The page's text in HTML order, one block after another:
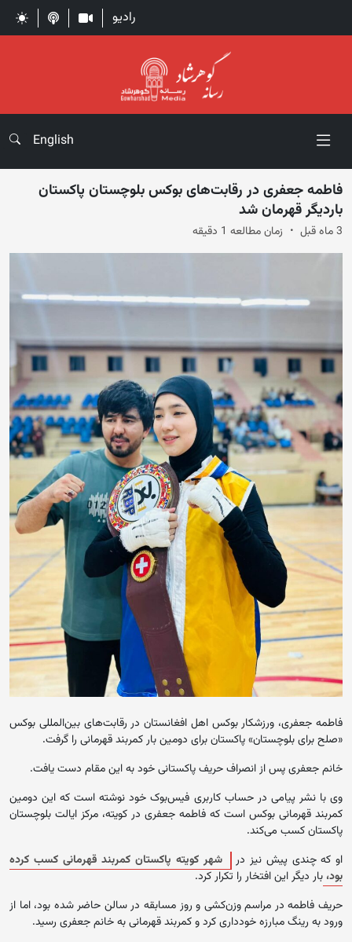
رادیو
English
فاطمه جعفری در رقابت‌های بوکس بلوچستان پاکستان
باردیگر قهرمان شد
3 ماه قبل زمان مطالعه 1 دقیقه
فاطمه جعفری، ورزشکار بوکس اهل افغانستان در رقابت‌های بین‌المللی بوکس
«صلح برای بلوچستان» پاکستان برای دومین بار کمربند قهرمانی را گرفت.
خانم جعفری پس از انصراف حریف پاکستانی خود به این مقام دست یافت.
وی با نشر پیامی در حساب کاربری فیس‌بوک خود نوشته است که این دومین
کمربند قهرمانی بوکس است که فاطمه جعفری در کویته، مرکز ایالت بلوچستان
پاکستان کسب می‌کند.
او که چندی پیش نیز در
شهر کویته پاکستان کمربند قهرمانی کسب کرده
بود، بار دیگر این افتخار را تکرار کرد.
حریف فاطمه در مراسم وزن‌کشی و روز مسابقه در سالن حاضر شده بود، اما از
ورود به رینگ مبارزه خودداری کرد و کمربند قهرمانی به خانم جعفری رسید.